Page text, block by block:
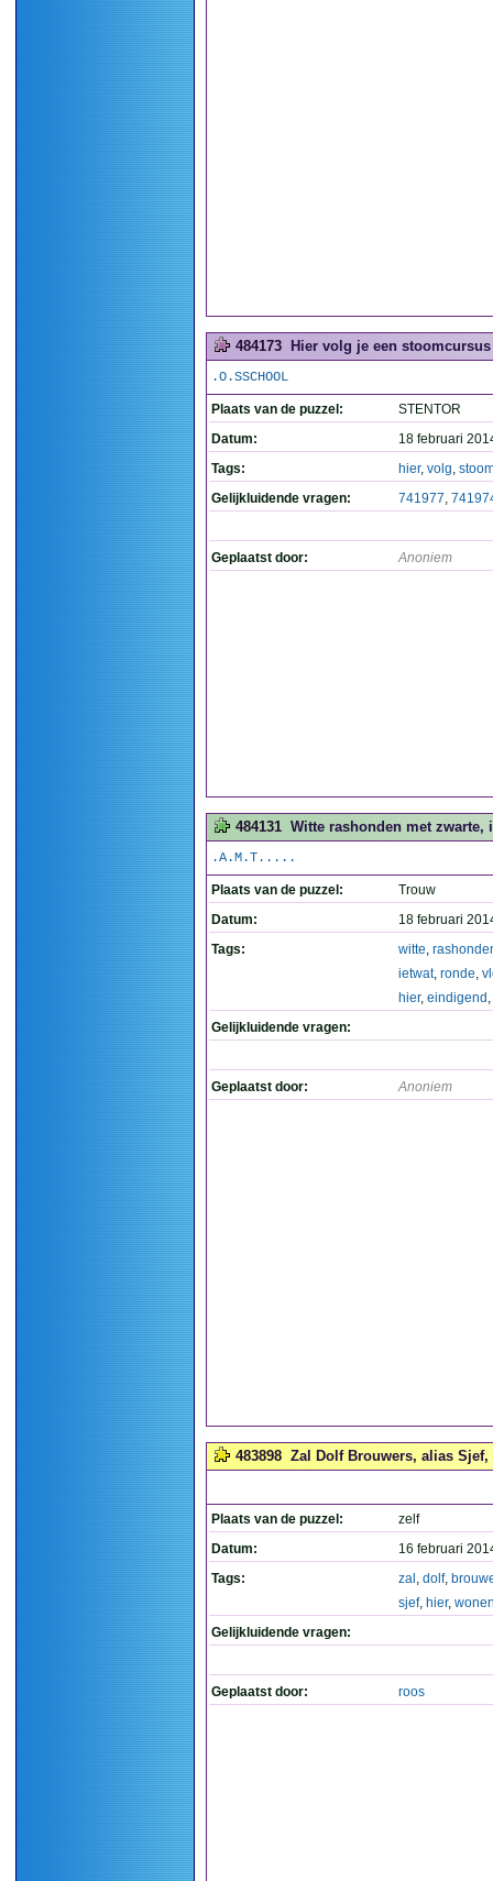
484173 Hier volg je een stoomcursus
.O.SSCHOOL
Plaats van de puzzel:
STENTOR
Datum:
18 februari
Tags:
hier, volg,
Gelijkluidende vragen:
741977,
Geplaatst door: Anoniem
484131 Witte rashonden met zwarte,
.A.M.T.....
Plaats van de puzzel:
Trouw
Datum:
18 februari
Tags:
witte,
ietwat, ronde,
hier, eindigend ,
Gelijkluidende vragen:
Geplaatst door: Anoniem
483898 Zal Dolf Brouwers, alias Sjef,
Plaats van de puzzel:
zelf
Datum:
16 februari
Tags:
zal , dolf,
sjef, hier,
Gelijkluidende vragen:
Geplaatst door: roos